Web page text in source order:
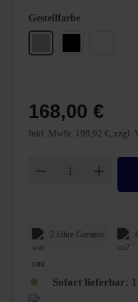
2 Jahre Garantie
Sofort lieferbar:
168,00 €
Inkl. MwSt. 199,92 €, zzgl.
Gestellfarbeauswählen
Schwarz
Produkt